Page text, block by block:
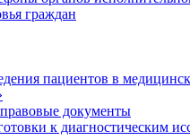
граждан
пациентов в
документы
к диагностическим